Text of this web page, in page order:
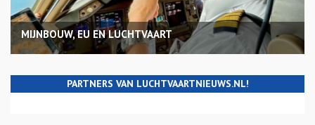
MIJNBOUW, EU EN LUCHTVAART
PARTNERS VAN LUCHTVAARTNIEUWS.NL!